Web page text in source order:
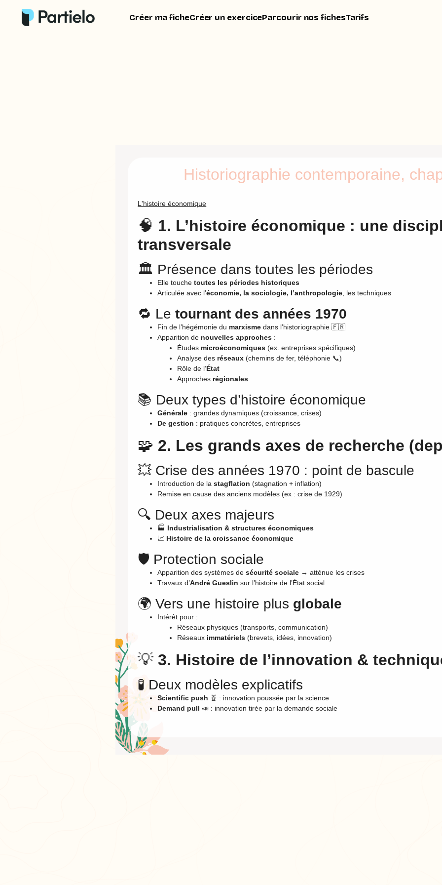
Créer ma ficheCréer un exerciceParcourir nos fichesTarifs
Historiographie contemporaine,
L'histoire économique
🧠 1. L’histoire économique : une
transversale
🏛️ Présence dans toutes les périodes
Elle touchetoutes les périodes historiques
Articulée avec l’économie, la sociologie, l’anthropologie , les techniques
🔁 Letournant des années 1970
Fin de l’hégémonie du marxisme dans l’historiographie 🇫🇷
Apparition de nouvelles approches :
Études microéconomiques (ex. entreprises spécifiques)
Analyse des réseaux (chemins de fer, téléphonie 📞)
Rôle de l’État
Approches régionales
📚 Deux types d’histoire économique
Générale : grandes dynamiques (croissance, crises)
De gestion : pratiques concrètes, entreprises
🧩 2. Les grands axes de recherche
💥 Crise des années 1970 : point de bascule
Introduction de lastagflation (stagnation + inflation)
Remise en cause des anciens modèles (ex : crise de 1929)
🔍 Deux axes majeurs
🏭 Industrialisation & structures économiques
📈 Histoire de la croissance économique
🛡️ Protection sociale
Apparition des systèmes desécurité sociale → atténue les crises
Travaux d’André Gueslin sur l’histoire de l’État social
🌍 Vers une histoire plus globale
Intérêt pour :
Réseaux physiques (transports, communication)
Réseaux immatériels (brevets, idées, innovation)
💡3. Histoire de l’innovation &
🧪 Deux modèles explicatifs
Scientific push 🧬 : innovation poussée par la science
Demand pull 📣 : innovation tirée par la demande sociale